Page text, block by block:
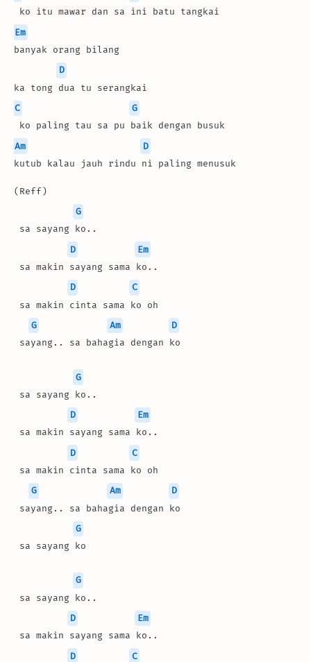
ko itu mawar dan sa ini batu tangkai
Em
banyak orang bilang
D
ka tong dua tu serangkai
C
G
ko paling tau sa pu baik dengan busuk
Am
D
kutub kalau jauh rindu ni paling menusuk
(Reff)
G
sa sayang ko..
D
Em
sa makin sayang sama ko..
D
C
sa makin cinta sama ko oh
G
Am
D
sayang.. sa bahagia dengan ko
G
sa sayang ko..
D
Em
sa makin sayang sama ko..
D
C
sa makin cinta sama ko oh
G
Am
D
sayang.. sa bahagia dengan ko
G
sa sayang ko
G
sa sayang ko..
D
Em
sa makin sayang sama ko..
D
C